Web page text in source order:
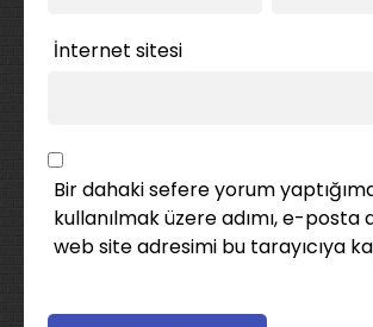
İnternet sitesi
Bir dahaki sefere yorum
kullanılmak üzere adımı, e-posta
web site adresimi bu tarayıcıya